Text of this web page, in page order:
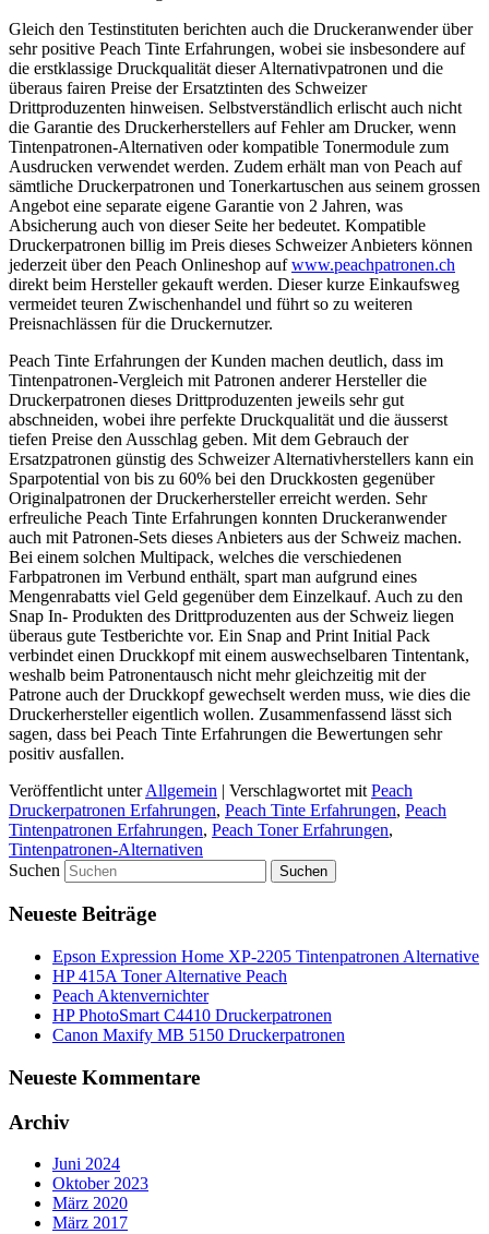
Gleich den Testinstituten berichten auch die Druckeranwender über
sehr positive Peach Tinte Erfahrungen, wobei sie insbesondere auf
die erstklassige Druckqualität dieser Alternativpatronen und die
überaus fairen Preise der Ersatztinten des Schweizer
Drittproduzenten hinweisen. Selbstverständlich erlischt auch nicht
die Garantie des Druckerherstellers auf Fehler am Drucker, wenn
Tintenpatronen-Alternativen oder kompatible Tonermodule zum
Ausdrucken verwendet werden. Zudem erhält man von Peach auf
sämtliche Druckerpatronen und Tonerkartuschen aus seinem grossen
Angebot eine separate eigene Garantie von 2 Jahren, was
Absicherung auch von dieser Seite her bedeutet. Kompatible
Druckerpatronen billig im Preis dieses Schweizer Anbieters können
jederzeit über den Peach Onlineshop aufwww.peachpatronen.ch
direkt beim Hersteller gekauft werden. Dieser kurze Einkaufsweg
vermeidet teuren Zwischenhandel und führt so zu weiteren
Preisnachlässen für die Druckernutzer.
Peach Tinte Erfahrungen der Kunden machen deutlich, dass im
Tintenpatronen-Vergleich mit Patronen anderer Hersteller die
Druckerpatronen dieses Drittproduzenten jeweils sehr gut
abschneiden, wobei ihre perfekte Druckqualität und die äusserst
tiefen Preise den Ausschlag geben. Mit dem Gebrauch der
Ersatzpatronen günstig des Schweizer Alternativherstellers kann ein
Sparpotential von bis zu 60% bei den Druckkosten gegenüber
Originalpatronen der Druckerhersteller erreicht werden. Sehr
erfreuliche Peach Tinte Erfahrungen konnten Druckeranwender
auch mit Patronen-Sets dieses Anbieters aus der Schweiz machen.
Bei einem solchen Multipack, welches die verschiedenen
Farbpatronen im Verbund enthält, spart man aufgrund eines
Mengenrabatts viel Geld gegenüber dem Einzelkauf. Auch zu den
Snap In- Produkten des Drittproduzenten aus der Schweiz liegen
überaus gute Testberichte vor. Ein Snap and Print Initial Pack
verbindet einen Druckkopf mit einem auswechselbaren Tintentank,
weshalb beim Patronentausch nicht mehr gleichzeitig mit der
Patrone auch der Druckkopf gewechselt werden muss, wie dies die
Druckerhersteller eigentlich wollen. Zusammenfassend lässt sich
sagen, dass bei Peach Tinte Erfahrungen die Bewertungen sehr
positiv ausfallen.
Veröffentlicht unter Allgemein | Verschlagwortet mit Peach
Druckerpatronen Erfahrungen, Peach Tinte Erfahrungen, Peach
Tintenpatronen Erfahrungen, Peach Toner Erfahrungen,
Tintenpatronen-Alternativen
Suchen
Neueste Beiträge
Epson Expression Home XP-2205 Tintenpatronen Alternative
HP 415A Toner Alternative Peach
Peach Aktenvernichter
HP PhotoSmart C4410 Druckerpatronen
Canon Maxify MB 5150 Druckerpatronen
Neueste Kommentare
Archiv
Juni 2024
Oktober 2023
März 2020
März 2017